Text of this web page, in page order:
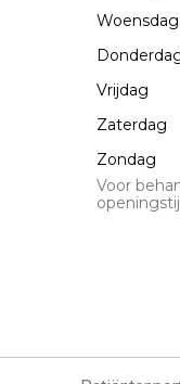
Woensdag
Vrijdag
Zaterdag
Zondag
Voor